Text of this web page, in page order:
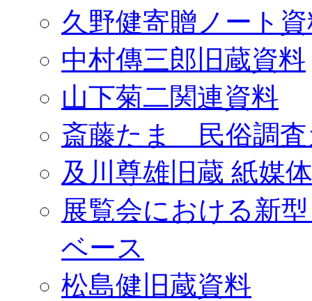
久野健寄贈ノート
中村傳三郎旧蔵資料
山下菊二関連資料
斎藤たま 民俗調査
及川尊雄旧蔵 紙媒
展覧会における新
ベース
松島健旧蔵資料